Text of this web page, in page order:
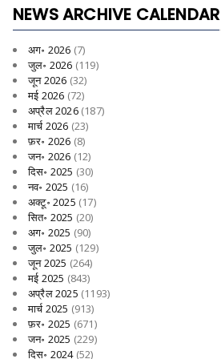
NEWS ARCHIVE CALENDAR
अग॰ 2026 (7)
जुल॰ 2026 (119)
जून 2026 (32)
मई 2026 (72)
अप्रैल 2026(187)
मार्च 2026 (23)
फ़र॰ 2026 (8)
जन॰ 2026 (12)
दिस॰ 2025 (30)
नव॰ 2025 (16)
अक्टू॰ 2025 (17)
सित॰ 2025 (20)
अग॰ 2025 (90)
जुल॰ 2025 (129)
जून 2025 (264)
मई 2025 (843)
अप्रैल 2025 (1193)
मार्च 2025 (913)
फ़र॰ 2025 (671)
जन॰ 2025 (229)
दिस॰ 2024(52)